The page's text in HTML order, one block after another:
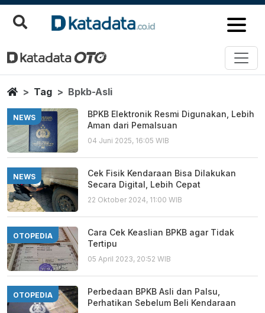
Bpkb Asli
Berita Terbaru
HomeTag Bpkb-Asli
NEWS
BPKB Elektronik Resmi Digunakan, Lebih
Aman dari Pemalsuan
04 Juni 2025, 16:05 WIB
NEWS
Cek Fisik Kendaraan Bisa Dilakukan
Secara Digital, Lebih Cepat
22 Oktober 2024, 11:00 WIB
OTOPEDIA
Cara Cek Keaslian BPKB agar Tidak
Tertipu
05 April 2023, 20:52 WIB
OTOPEDIA
Perbedaan BPKB Asli dan Palsu,
Perhatikan Sebelum Beli Kendaraan